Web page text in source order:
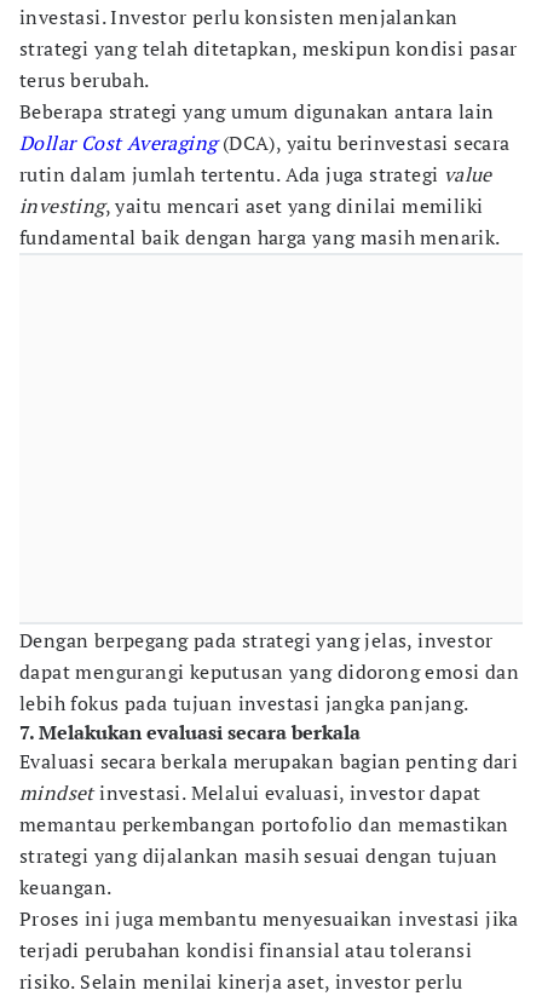
investasi. Investor perlu konsisten menjalankan
strategi yang telah ditetapkan, meskipun kondisi pasar
terus berubah.
Beberapa strategi yang umum digunakan antara lain
Dollar Cost Averaging(DCA), yaitu berinvestasi secara
rutin dalam jumlah tertentu. Ada juga strategi value
investing, yaitu mencari aset yang dinilai memiliki
fundamental baik dengan harga yang masih menarik.
Dengan berpegang pada strategi yang jelas, investor
dapat mengurangi keputusan yang didorong emosi dan
lebih fokus pada tujuan investasi jangka panjang.
7. Melakukan evaluasi secara berkala
Evaluasi secara berkala merupakan bagian penting dari
mindsetinvestasi. Melalui evaluasi, investor dapat
memantau perkembangan portofolio dan memastikan
strategi yang dijalankan masih sesuai dengan tujuan
keuangan.
Proses ini juga membantu menyesuaikan investasi jika
terjadi perubahan kondisi finansial atau toleransi
risiko. Selain menilai kinerja aset, investor perlu